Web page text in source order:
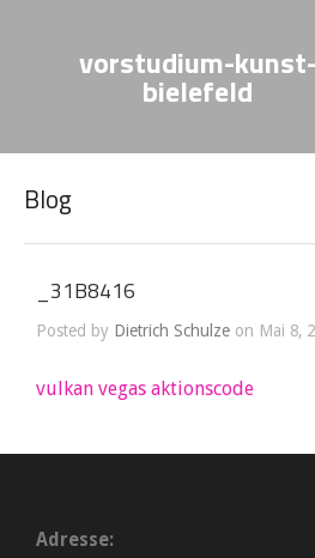
vorstudium-kunst-
bielefeld
Blog
_31B8416
Posted by Dietrich Schulze on Mai 8,
vulkan vegas aktionscode
Adresse: